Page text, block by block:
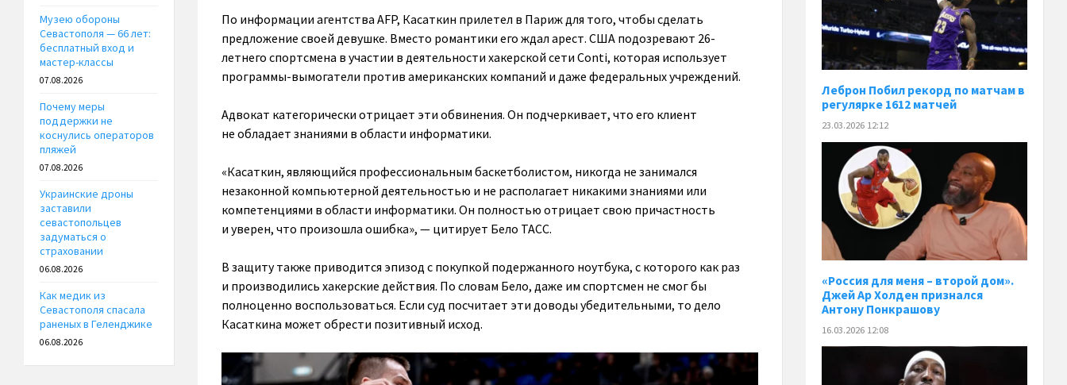
По информации агентства AFP, Касаткин прилетел в Париж для того, чтобы сделать
предложение своей девушке. Вместо романтики его ждал арест. США подозревают 26-
летнего спортсмена в участии в деятельности хакерской сети Conti, которая использует
программы-вымогатели против американских компаний и даже федеральных учреждений.
Адвокат категорически отрицает эти обвинения. Он подчеркивает, что его клиент
не обладает знаниями в области информатики.
«Касаткин, являющийся профессиональным баскетболистом, никогда не занимался
незаконной компьютерной деятельностью и не располагает никакими знаниями или
компетенциями в области информатики. Он полностью отрицает свою причастность
и уверен, что произошла ошибка», — цитирует Бело ТАСС.
В защиту также приводится эпизод с покупкой подержанного ноутбука, с которого как раз
и производились хакерские действия. По словам Бело, даже им спортсмен не смог бы
полноценно воспользоваться. Если суд посчитает эти доводы убедительными, то дело
Касаткина может обрести позитивный исход.
Музею обороны
Севастополя — 66 лет:
бесплатный вход и
мастер-классы
07.08.2026
Почему меры
поддержки не
коснулись операторов
пляжей
07.08.2026
Украинские дроны
заставили
севастопольцев
задуматься о
страховании
06.08.2026
Как медик из
Севастополя спасала
раненых в Геленджике
06.08.2026
Леброн Побил рекорд по матчам в
регулярке 1612 матчей
23.03.2026 12:12
«Россия для меня – второй дом».
Джей Ар Холден признался
Антону Понкрашову
16.03.2026 12:08